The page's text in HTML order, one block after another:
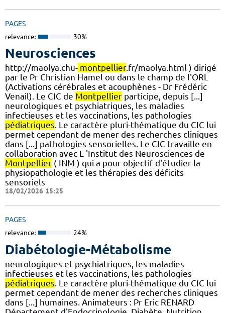
PAGES
relevance: 30%
Neurosciences
http://maolya.chu- montpellier.fr/maolya.html ) dirigé
par le Pr Christian Hamel ou dans le champ de l'ORL
(Activations cérébrales et acouphènes - Dr Frédéric
Venail). Le CIC de Montpellier participe, depuis [...]
neurologiques et psychiatriques, les maladies
infectieuses et les vaccinations, les pathologies
pédiatriques. Le caractère pluri-thématique du CIC lui
permet cependant de mener des recherches cliniques
dans [...] pathologies sensorielles. Le CIC travaille en
collaboration avec L 'Institut des Neurosciences de
Montpellier ( INM ) qui a pour objectif d'étudier la
physiopathologie et les thérapies des déficits
sensoriels
18/02/2026 15:25
PAGES
relevance: 24%
Diabétologie-Métabolisme
neurologiques et psychiatriques, les maladies
infectieuses et les vaccinations, les pathologies
pédiatriques. Le caractère pluri-thématique du CIC lui
permet cependant de mener des recherches cliniques
dans [...] humaines. Animateurs : Pr Eric RENARD